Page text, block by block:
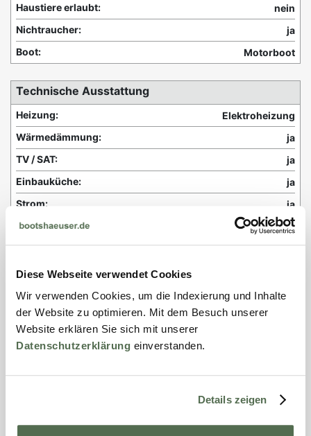
Diese Webseite verwendet Cookies
Wir verwenden Cookies, um die Indexierung und Inhalte
der Website zu optimieren. Mit dem Besuch unserer
Website erklären Sie sich mit unserer
Datenschutzerklärung einverstanden.
Details zeigen
Haustiere erlaubt:
nein
Nichtraucher:
ja
Boot:
Motorboot
Technische Ausstattung
Heizung:
Elektroheizung
Wärmedämmung:
ja
TV / SAT:
ja
Einbauküche:
ja
Strom:
ja
Frisch- und Abwasserleitung:
ja
Leichtmetall in Dachsteinoptik
Wände:
Vollholz
Böden: